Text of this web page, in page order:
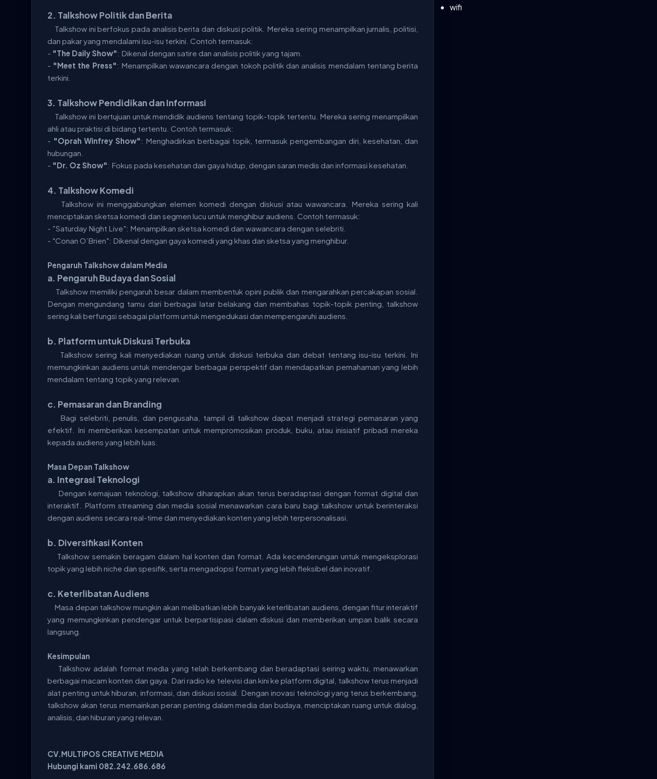
2. Talkshow Politik dan Berita
Talkshow ini berfokus pada analisis berita dan diskusi politik. Mereka sering menampilkan jurnalis, politisi,
dan pakar yang mendalami isu-isu terkini. Contoh termasuk:
- "The Daily Show": Dikenal dengan satire dan analisis politik yang tajam.
- "Meet the Press": Menampilkan wawancara dengan tokoh politik dan analisis mendalam tentang berita
terkini.
3. Talkshow Pendidikan dan Informasi
Talkshow ini bertujuan untuk mendidik audiens tentang topik-topik tertentu. Mereka sering menampilkan
ahli atau praktisi di bidang tertentu. Contoh termasuk:
- "Oprah Winfrey Show": Menghadirkan berbagai topik, termasuk pengembangan diri, kesehatan, dan
hubungan.
- "Dr. Oz Show": Fokus pada kesehatan dan gaya hidup, dengan saran medis dan informasi kesehatan.
4. Talkshow Komedi
Talkshow ini menggabungkan elemen komedi dengan diskusi atau wawancara. Mereka sering kali
menciptakan sketsa komedi dan segmen lucu untuk menghibur audiens. Contoh termasuk:
- "Saturday Night Live": Menampilkan sketsa komedi dan wawancara dengan selebriti.
- "Conan O’Brien": Dikenal dengan gaya komedi yang khas dan sketsa yang menghibur.
Pengaruh Talkshow dalam Media
a. Pengaruh Budaya dan Sosial
Talkshow memiliki pengaruh besar dalam membentuk opini publik dan mengarahkan percakapan sosial.
Dengan mengundang tamu dari berbagai latar belakang dan membahas topik-topik penting, talkshow
sering kali berfungsi sebagai platform untuk mengedukasi dan mempengaruhi audiens.
b. Platform untuk Diskusi Terbuka
Talkshow sering kali menyediakan ruang untuk diskusi terbuka dan debat tentang isu-isu terkini. Ini
memungkinkan audiens untuk mendengar berbagai perspektif dan mendapatkan pemahaman yang lebih
mendalam tentang topik yang relevan.
c. Pemasaran dan Branding
Bagi selebriti, penulis, dan pengusaha, tampil di talkshow dapat menjadi strategi pemasaran yang
efektif. Ini memberikan kesempatan untuk mempromosikan produk, buku, atau inisiatif pribadi mereka
kepada audiens yang lebih luas.
Masa Depan Talkshow
a. Integrasi Teknologi
Dengan kemajuan teknologi, talkshow diharapkan akan terus beradaptasi dengan format digital dan
interaktif. Platform streaming dan media sosial menawarkan cara baru bagi talkshow untuk berinteraksi
dengan audiens secara real-time dan menyediakan konten yang lebih terpersonalisasi.
b. Diversifikasi Konten
Talkshow semakin beragam dalam hal konten dan format. Ada kecenderungan untuk mengeksplorasi
topik yang lebih niche dan spesifik, serta mengadopsi format yang lebih fleksibel dan inovatif.
c. Keterlibatan Audiens
Masa depan talkshow mungkin akan melibatkan lebih banyak keterlibatan audiens, dengan fitur interaktif
yang memungkinkan pendengar untuk berpartisipasi dalam diskusi dan memberikan umpan balik secara
langsung.
Kesimpulan
Talkshow adalah format media yang telah berkembang dan beradaptasi seiring waktu, menawarkan
berbagai macam konten dan gaya. Dari radio ke televisi dan kini ke platform digital, talkshow terus menjadi
alat penting untuk hiburan, informasi, dan diskusi sosial. Dengan inovasi teknologi yang terus berkembang,
talkshow akan terus memainkan peran penting dalam media dan budaya, menciptakan ruang untuk dialog,
analisis, dan hiburan yang relevan.
CV.MULTIPOS CREATIVE MEDIA
Hubungi kami 082.242.686.686
wifi